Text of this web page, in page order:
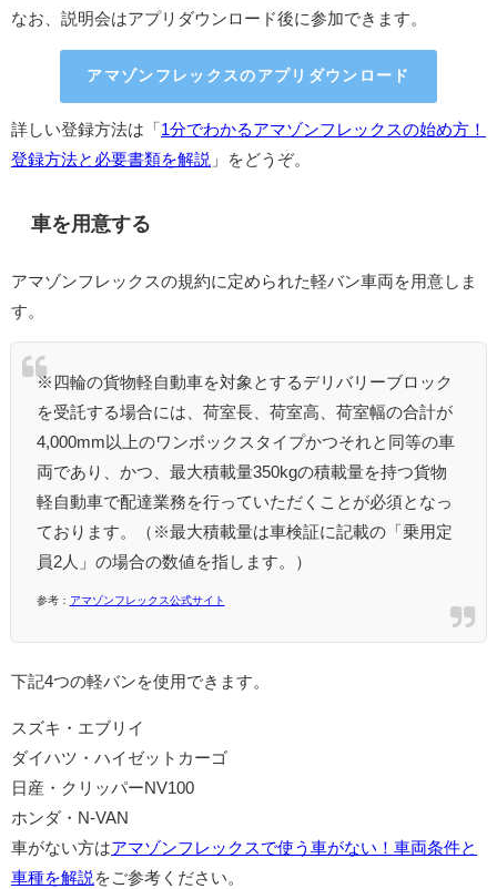
なお、説明会はアプリダウンロード後に参加できます。
アマゾンフレックスのアプリダウンロード
詳しい登録方法は「 1分でわかるアマゾンフレックスの始め方！
登録方法と必要書類を解説 」をどうぞ。
車を用意する
アマゾンフレックスの規約に定められた軽バン車両を用意しま
す。
※四輪の貨物軽自動車を対象とするデリバリーブロック
を受託する場合には、荷室長、荷室高、荷室幅の合計が
4,000mm以上のワンボックスタイプかつそれと同等の車
両であり、かつ、最大積載量350kgの積載量を持つ貨物
軽⾃動⾞で配達業務を⾏っていただくことが必須となっ
ております。（※最大積載量は車検証に記載の「乗用定
員2人」の場合の数値を指します。）
参考： アマゾンフレックス公式サイト
下記4つの軽バンを使用できます。
スズキ・エブリイ
ダイハツ・ハイゼットカーゴ
日産・クリッパーNV100
ホンダ・N-VAN
車がない方はアマゾンフレックスで使う車がない！車両条件と
車種を解説 をご参考ください。